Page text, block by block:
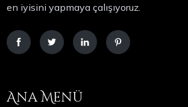
en iyisini yapmaya çalışıyoruz.
Ana Menü